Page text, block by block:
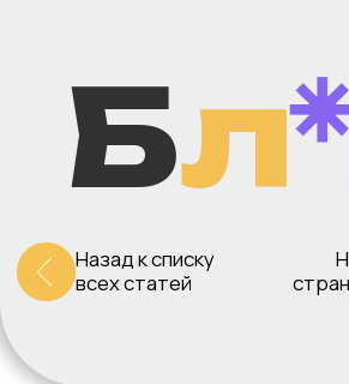
Назад к списку
Бл г
На Главную